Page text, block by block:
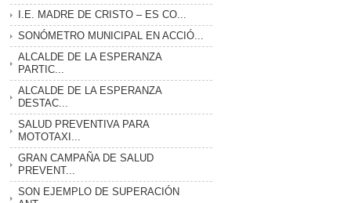
I.E. MADRE DE CRISTO – ES CO...
SONÓMETRO MUNICIPAL EN ACCIÓ...
ALCALDE DE LA ESPERANZA
PARTIC...
ALCALDE DE LA ESPERANZA
DESTAC...
SALUD PREVENTIVA PARA
MOTOTAXI...
GRAN CAMPAÑA DE SALUD
PREVENT...
SON EJEMPLO DE SUPERACIÓN